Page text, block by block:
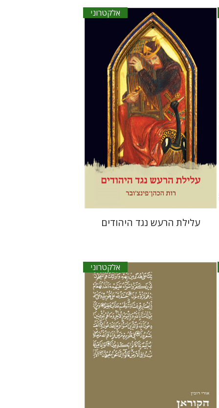
אלקטרוני
רות הכהן-פינצ'ובר
הד סלע
רות הכהן-פינצ'ובר
הנחת אתר ספר אלקטרוני
$27
עלילת הרעש נגד היהודים
אלקטרוני